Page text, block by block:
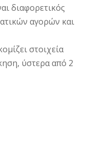
διαφορετικός
αγορών και
στοιχεία
ύστερα από 2